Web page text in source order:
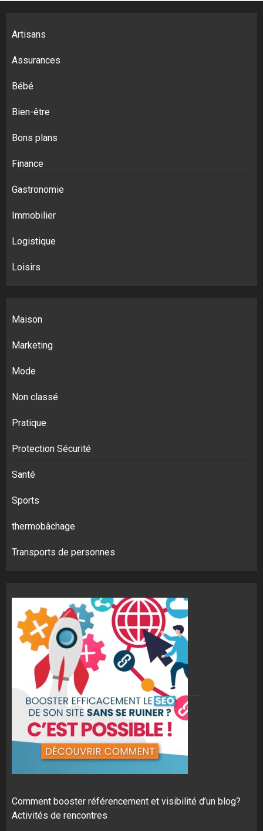
Artisans
Assurances
Bébé
Bien-être
Bons plans
Finance
Gastronomie
Immobilier
Logistique
Loisirs
Maison
Marketing
Mode
Non classé
Pratique
Protection Sécurité
Santé
Sports
thermobâchage
Transports de personnes
Comment booster référencement et visibilité d’un blog?
Activités de rencontres